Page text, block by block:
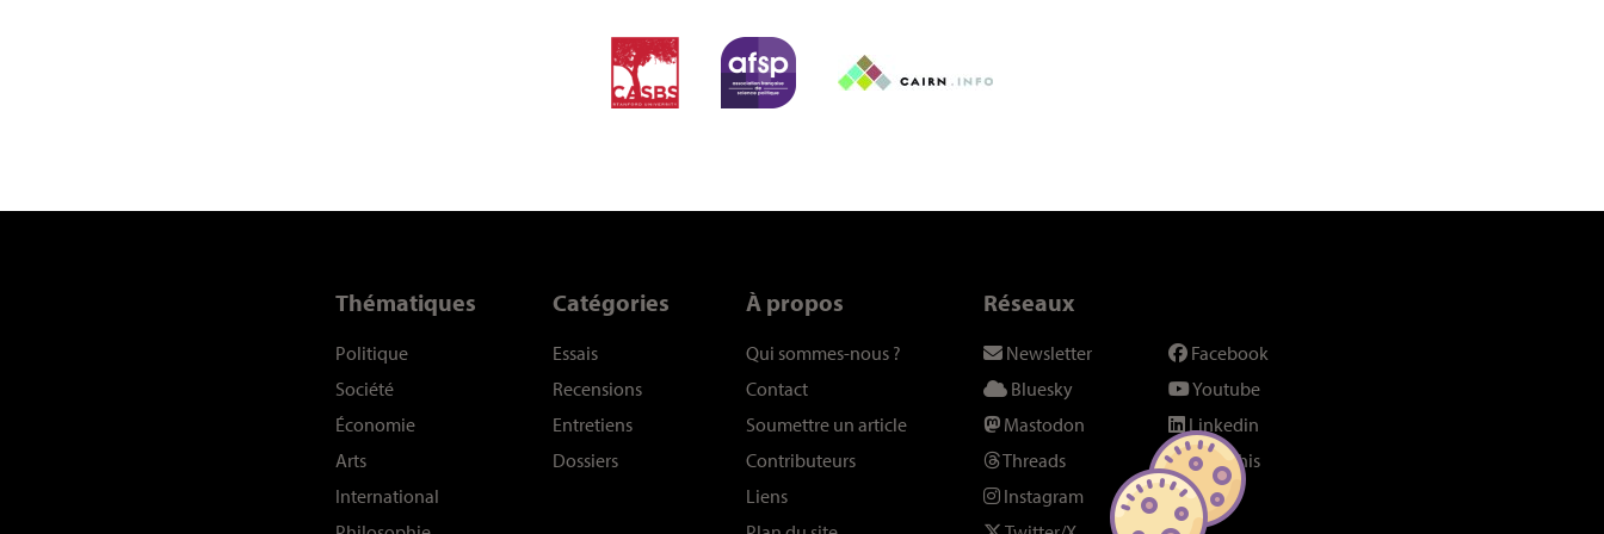
Thématiques
Politique
Société
Économie
Arts
International
Catégories
Essais
Recensions
Entretiens
Dossiers
À propos
Qui sommes-nous ?
Contact
Soumettre un article
Contributeurs
Liens
Réseaux
Newsletter
Bluesky
Mastodon
Threads
Instagram
Facebook
Youtube
Linkedin
SeenThis
Fil RSS